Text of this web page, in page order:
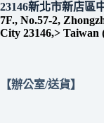
23146新北市新店區
7F., No.57-2,
City 23146,> Taiwan
【辦公室/送貨】